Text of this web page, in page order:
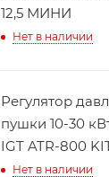
12,5 МИНИ
Нет в наличии
Регулятор
пушки 10-30
IGT ATR-800
Нет в наличии